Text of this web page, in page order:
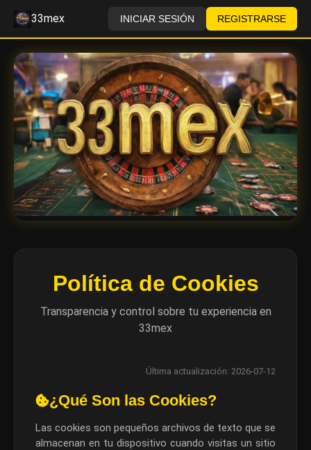
33mex INICIAR SESIÓN REGISTRARSE
Política de Cookies
Transparencia y control sobre tu experiencia en
33mex
Última actualización: 2026-07-12
¿Qué Son las Cookies?
Las cookies son pequeños archivos de texto que se
almacenan en tu dispositivo cuando visitas un sitio